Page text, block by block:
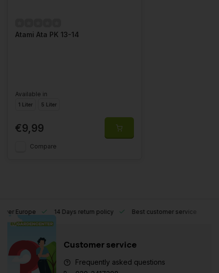
Atami Ata PK 13-14
Available in
1 Liter 5 Liter
€9,99
Compare
Europe 14 Days return policy Best customer service
Customer service
Frequently asked questions